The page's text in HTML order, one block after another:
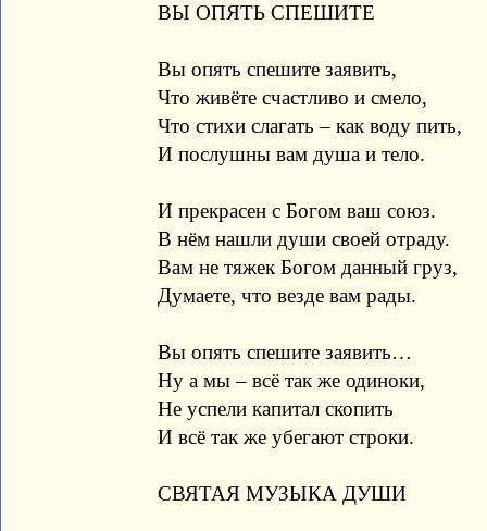
ВЫ ОПЯТЬ СПЕШИТЕ
Вы опять спешите заявить,
Что живёте счастливо и смело,
Что стихи слагать – как воду пить,
И послушны вам душа и тело.
И прекрасен с Богом ваш союз.
В нём нашли души своей отраду.
Вам не тяжек Богом данный груз,
Думаете, что везде вам рады.
Вы опять спешите заявить…
Ну а мы – всё так же одиноки,
Не успели капитал скопить
И всё так же убегают строки.
СВЯТАЯ МУЗЫКА ДУШИ